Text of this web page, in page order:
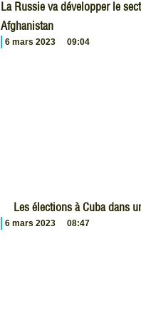
La Russie va développer le
Afghanistan
6 mars 2023 09:04
Les élections à Cuba dans
6 mars 2023 08:47